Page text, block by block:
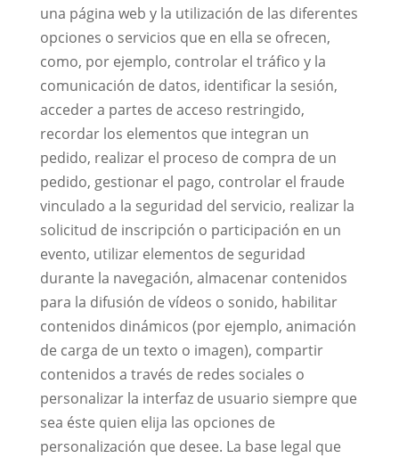
una página web y la utilización de las diferentes
opciones o servicios que en ella se ofrecen,
como, por ejemplo, controlar el tráfico y la
comunicación de datos, identificar la sesión,
acceder a partes de acceso restringido,
recordar los elementos que integran un
pedido, realizar el proceso de compra de un
pedido, gestionar el pago, controlar el fraude
vinculado a la seguridad del servicio, realizar la
solicitud de inscripción o participación en un
evento, utilizar elementos de seguridad
durante la navegación, almacenar contenidos
para la difusión de vídeos o sonido, habilitar
contenidos dinámicos (por ejemplo, animación
de carga de un texto o imagen), compartir
contenidos a través de redes sociales o
personalizar la interfaz de usuario siempre que
sea éste quien elija las opciones de
personalización que desee. La base legal que